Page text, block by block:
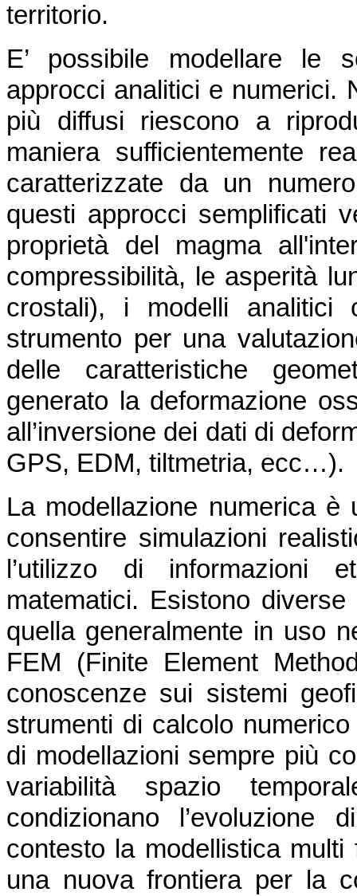
territorio.
E’ possibile modellare le
approcci analitici e numerici.
più diffusi riescono a
maniera sufficientemente
caratterizzate da un
questi approcci semplificati
proprietà del magma
compressibilità, le asperità
crostali), i modelli analitici
strumento per una
delle caratteristiche
generato la deformazione
all’inversione dei dati di
GPS, EDM, tiltmetria, ecc…).
La modellazione numerica
consentire simulazioni
l’utilizzo di informazioni
matematici. Esistono
quella generalmente in uso
FEM (Finite Element
conoscenze sui sistemi
strumenti di calcolo
di modellazioni sempre più
variabilità spazio
condizionano
contesto la modellistica
una nuova frontiera per la